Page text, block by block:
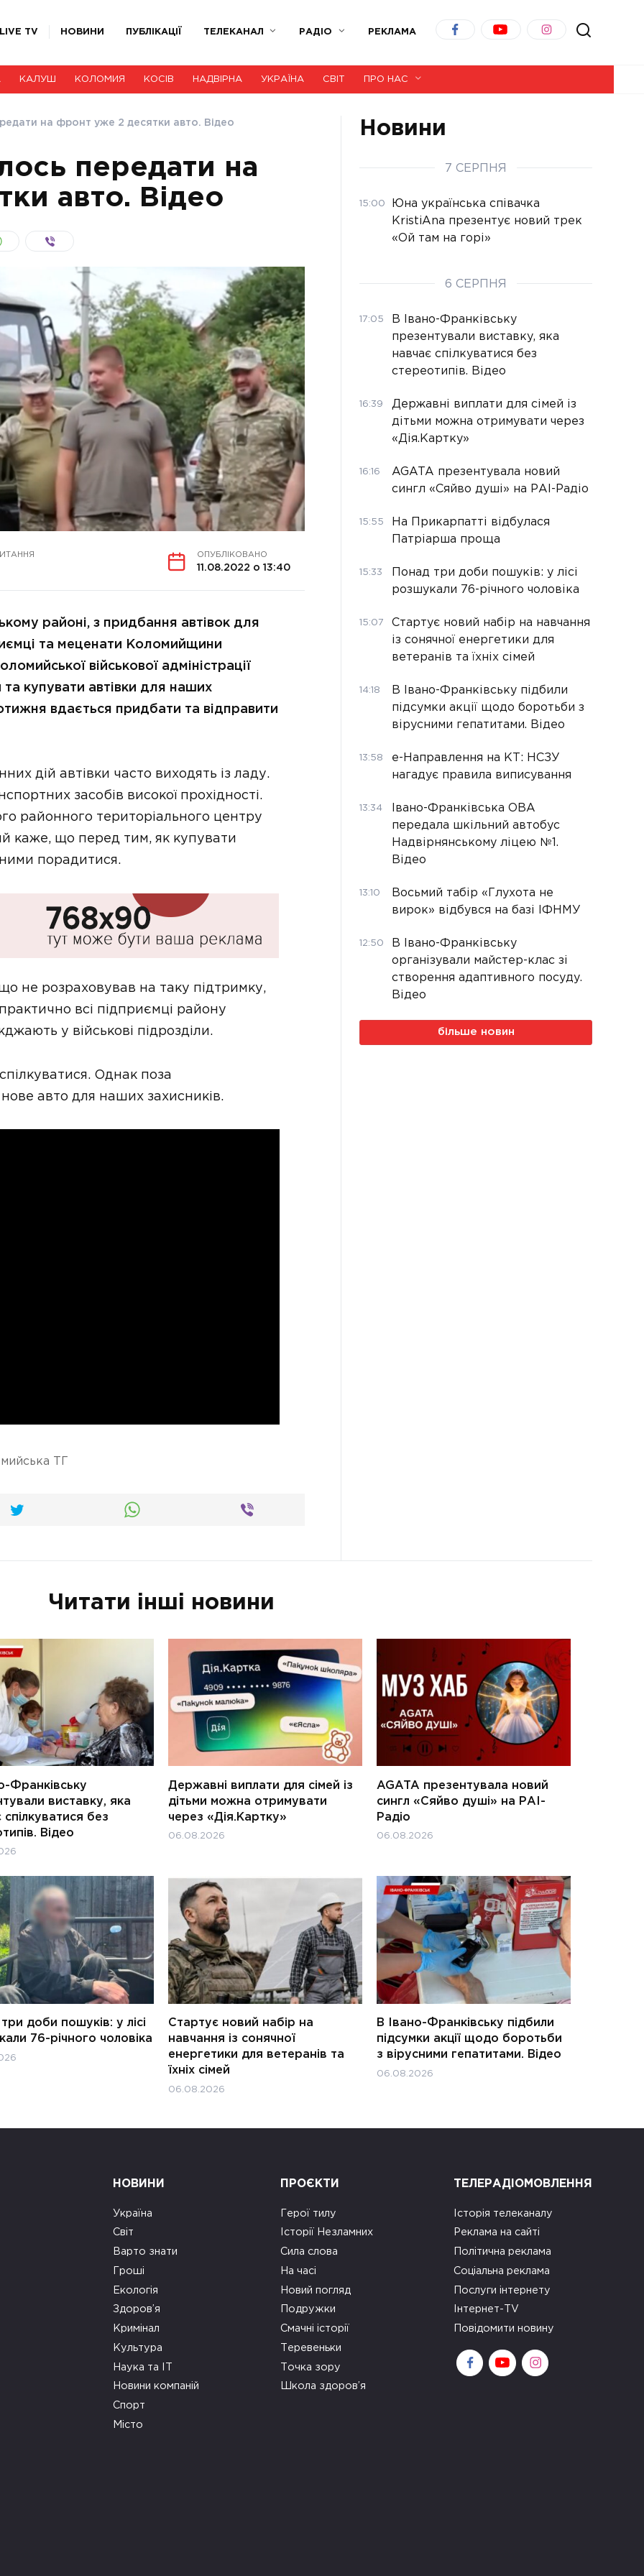
TV НОВИНИ ПУБЛІКАЦІЇ ТЕЛЕКАНАЛ РАДІО РЕКЛАМА
КАЛУШ КОЛОМИЯ КОСІВ НАДВІРНА УКРАЇНА СВІТ ПРО НАС
на фронт уже 2 десятки авто. Відео
передати на
авто. Відео
ОПУБЛІКОВАНО
11.08.2022 о 13:40
районі, з придбання автівок для
та меценати Коломийщини
військової адміністрації
купувати автівки для наших
вдається придбати та відправити
дій автівки часто виходять із ладу.
засобів високої прохідності.
районного територіального центру
каже, що перед тим, як купувати
ними порадитися.
не розраховував на таку підтримку,
всі підприємці району
у військові підрозділи.
Однак поза
авто для наших захисників.
ТГ
Новини
7 СЕРПНЯ
15:00
Юна українська співачка
KristiAna презентує новий трек
«Ой там на горі»
6 СЕРПНЯ
17:05
В Івано-Франківську
презентували виставку, яка
навчає спілкуватися без
стереотипів. Відео
16:39
Державні виплати для сімей із
дітьми можна отримувати через
«Дія.Картку»
16:16
AGATA презентувала новий
сингл «Сяйво душі» на РАІ-Радіо
15:55
На Прикарпатті відбулася
Патріарша проща
15:33
Понад три доби пошуків: у лісі
розшукали 76-річного чоловіка
15:07
Стартує новий набір на навчання
із сонячної енергетики для
ветеранів та їхніх сімей
14:18
В Івано-Франківську підбили
підсумки акції щодо боротьби з
вірусними гепатитами. Відео
13:58
е-Направлення на КТ: НСЗУ
нагадує правила виписування
13:34
Івано-Франківська ОВА
передала шкільний автобус
Надвірнянському ліцею №1.
Відео
13:10
Восьмий табір «Глухота не
вирок» відбувся на базі ІФНМУ
12:50
В Івано-Франківську
організували майстер-клас зі
створення адаптивного посуду.
Відео
більше новин
Читати інші новини
Франківську
виставку, яка
спілкуватися без
Відео
Державні виплати для сімей із
дітьми можна отримувати
через «Дія.Картку»
06.08.2026
AGATA презентувала новий
сингл «Сяйво душі» на РАІ-
Радіо
06.08.2026
доби пошуків: у лісі
76-річного чоловіка
Стартує новий набір на
навчання із сонячної
енергетики для ветеранів та
їхніх сімей
06.08.2026
В Івано-Франківську підбили
підсумки акції щодо боротьби
з вірусними гепатитами. Відео
06.08.2026
НОВИНИ
Україна
Світ
Варто знати
Гроші
Екологія
Здоров’я
Кримінал
Культура
Наука та ІТ
Новини компаній
Спорт
Місто
ПРОЄКТИ
Герої тилу
Історії Незламних
Сила слова
На часі
Новий погляд
Подружки
Смачні історії
Теревеньки
Точка зору
Школа здоров’я
ТЕЛЕРАДІОМОВЛЕННЯ
Історія телеканалу
Реклама на сайті
Політична реклама
Соціальна реклама
Послуги інтернету
Інтернет-TV
Повідомити новину